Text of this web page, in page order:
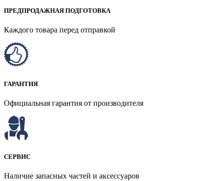
ПРЕДПРОДАЖНАЯ ПОДГОТОВКА
Каждого товара перед отправкой
ГАРАНТИЯ
Официальная гарантия от производителя
СЕРВИС
Наличие запасных частей и аксессуаров